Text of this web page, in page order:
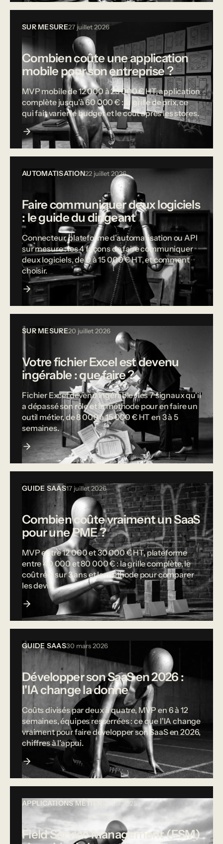
SUR MESURE27 juillet 2026
Combien coûte une application
mobile pour son entreprise ?
MVP mobile de 12 000 à 25 000 € HT, application
complète jusqu'à 60 000 € : la grille de prix, ce
qui fait varier le budget et le coût après les stores.
AUTOMATISATION22 juillet 2026
Faire communiquer deux logiciels
: le guide du dirigeant
Connecteur, plateforme d'automatisation ou API
sur mesure : les 4 façons de faire communiquer
deux logiciels, de 0 à 15 000 € HT, et comment
choisir.
SUR MESURE20 juillet 2026
Votre fichier Excel est devenu
ingérable : que faire ?
Fichier Excel devenu ingérable : les 7 signaux qu'il
a dépassé son rôle et la méthode pour en faire un
outil métier, de 8 000 à 15 000 € HT en 3 à 5
semaines.
GUIDE SAAS17 juillet 2026
Combien coûte vraiment un SaaS
pour une PME ?
MVP entre 12 000 et 30 000 € HT, plateforme
entre 40 000 et 80 000 € : la grille complète, le
coût réel sur 3 ans et la méthode pour comparer
les devis.
GUIDE SAAS30 mars 2026
Développer son SaaS en 2026 :
l'IA change la donne
Coûts divisés par deux à quatre, MVP en 6 à 12
semaines, équipes resserrées : ce que l'IA change
vraiment pour faire développer son SaaS en 2026,
chiffres à l'appui.
APPLICATIONS MÉTIER 12 mai 2025
Field Service Management (FSM)